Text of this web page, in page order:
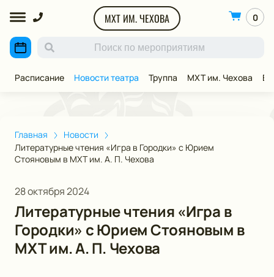
МХТ ИМ. ЧЕХОВА 0
Расписание Новости театра Труппа МХТ им. Чехова
Главная
Новости
Литературные чтения «Игра в Городки» с Юрием
Стояновым в МХТ им. А. П. Чехова
28 октября 2024
Литературные чтения «Игра в
Городки» с Юрием Стояновым в
МХТ им. А. П. Чехова